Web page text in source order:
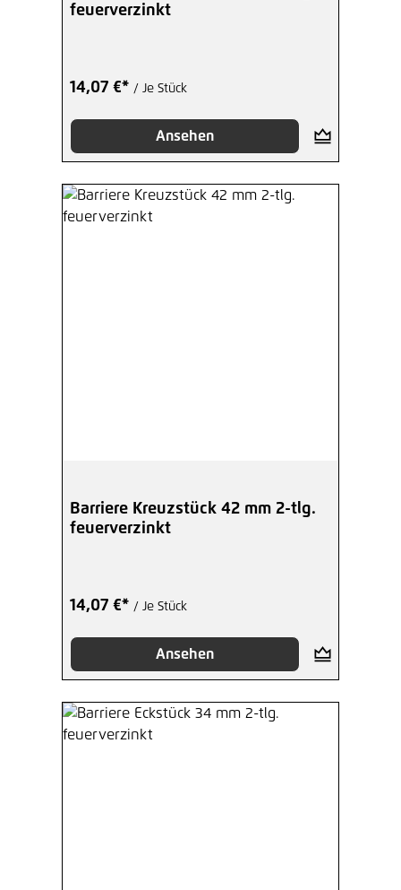
feuerverzinkt
14,07 €* / Je Stück
Ansehen
Barriere Kreuzstück 42 mm 2-tlg.
feuerverzinkt
14,07 €* / Je Stück
Ansehen